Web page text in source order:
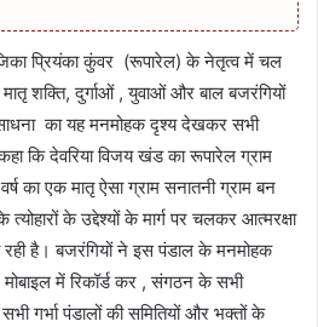
प्रियंका कुंवर (रूपारेल) के नेतृत्व में चल
शक्ति, दुर्गाओं , युवाओं और बाल बजरंगियों
का यह मनमोहक दृश्य देखकर सभी
कि देवरिया विजय खंड का रूपारेल ग्राम
का एक मातृ ऐसा ग्राम सनातनी ग्राम बन
के उद्देश्यों के मार्ग पर चलकर आत्मरक्षा
रही है। बजरंगियों ने इस पंडाल के मनमोहक
में रिकॉर्ड कर , संगठन के सभी
गर्भा पंडालों की समितियों और भक्तों के